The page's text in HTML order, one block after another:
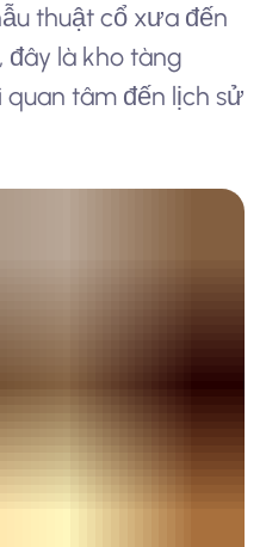
thuật cổ xưa đến
đây là kho tàng
tâm đến lịch sử